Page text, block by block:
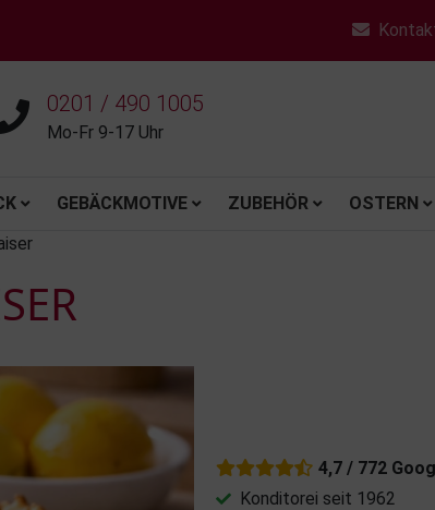
0201 / 490 1005
Mo-Fr 9-17 Uhr
GEBÄCKMOTIVE ZUBEHÖR OSTERN
4,7 / 772
Konditorei seit 1962